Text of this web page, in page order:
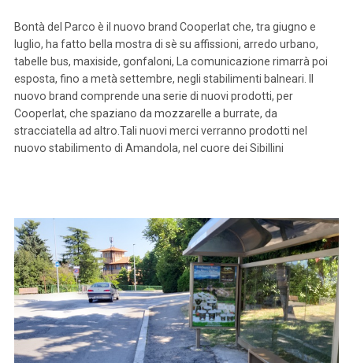
Bontà del Parco è il nuovo brand Cooperlat che, tra giugno e
luglio, ha fatto bella mostra di sè su affissioni, arredo urbano,
tabelle bus, maxiside, gonfaloni, La comunicazione rimarrà poi
esposta, fino a metà settembre, negli stabilimenti balneari. Il
nuovo brand comprende una serie di nuovi prodotti, per
Cooperlat, che spaziano da mozzarelle a burrate, da
stracciatella ad altro.Tali nuovi merci verranno prodotti nel
nuovo stabilimento di Amandola, nel cuore dei Sibillini